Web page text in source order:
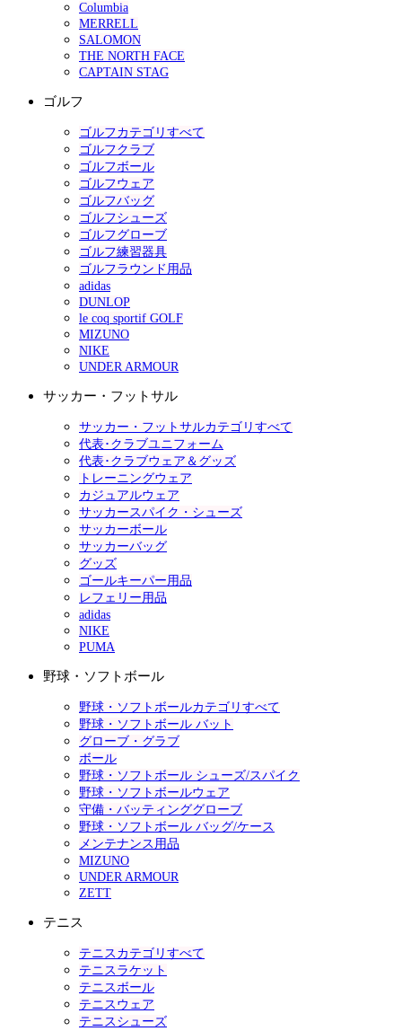
Columbia
MERRELL
SALOMON
THE NORTH FACE
CAPTAIN STAG
ゴルフ
ゴルフカテゴリすべて
ゴルフクラブ
ゴルフボール
ゴルフウェア
ゴルフバッグ
ゴルフシューズ
ゴルフグローブ
ゴルフ練習器具
ゴルフラウンド用品
adidas
DUNLOP
le coq sportif GOLF
MIZUNO
NIKE
UNDER ARMOUR
サッカー・フットサル
サッカー・フットサルカテゴリすべて
代表･クラブユニフォーム
代表･クラブウェア＆グッズ
トレーニングウェア
カジュアルウェア
サッカースパイク・シューズ
サッカーボール
サッカーバッグ
グッズ
ゴールキーパー用品
レフェリー用品
adidas
NIKE
PUMA
野球・ソフトボール
野球・ソフトボールカテゴリすべて
野球・ソフトボール バット
グローブ・グラブ
ボール
野球・ソフトボール シューズ/スパイク
野球・ソフトボールウェア
守備・バッティンググローブ
野球・ソフトボール バッグ/ケース
メンテナンス用品
MIZUNO
UNDER ARMOUR
ZETT
テニス
テニスカテゴリすべて
テニスラケット
テニスボール
テニスウェア
テニスシューズ